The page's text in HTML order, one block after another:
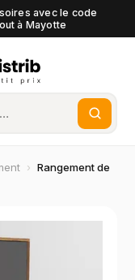
avec le code
à Mayotte
› Rangement de